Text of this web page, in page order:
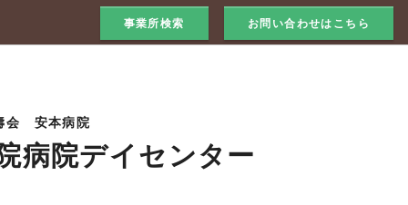
事業所検索 お問い合わせはこちら
会 安本病院
病院デイセンター